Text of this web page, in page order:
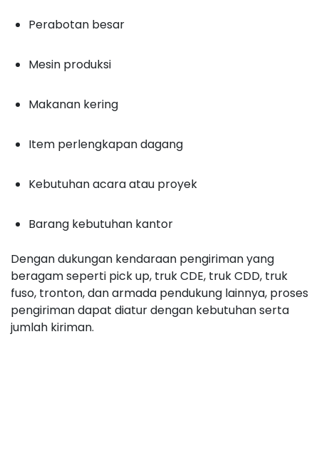
Perabotan besar
Mesin produksi
Makanan kering
Item perlengkapan dagang
Kebutuhan acara atau proyek
Barang kebutuhan kantor
Dengan dukungan kendaraan pengiriman yang
beragam seperti pick up, truk CDE, truk CDD, truk
fuso, tronton, dan armada pendukung lainnya, proses
pengiriman dapat diatur dengan kebutuhan serta
jumlah kiriman.